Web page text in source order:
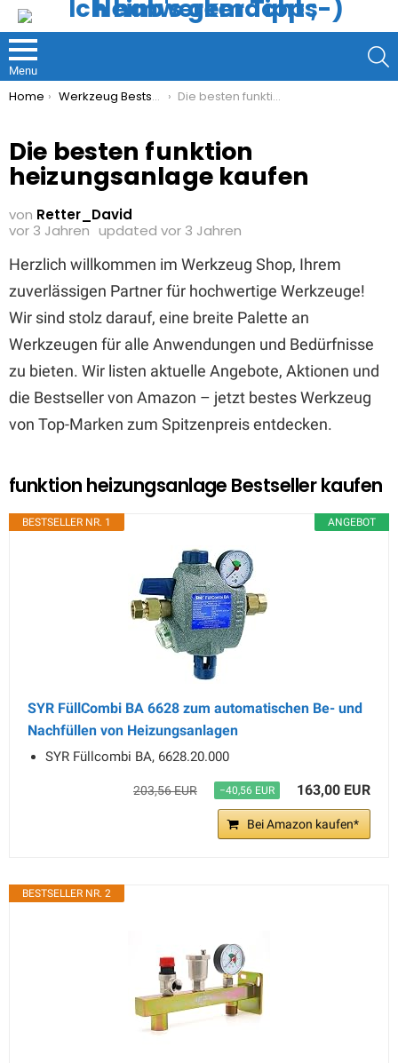
Menu
You are here:
Home Werkzeug Bestseller Die besten funktion heizungsanlage kaufen
Die besten funktion
heizungsanlage kaufen
von Retter_David
vor 3 Jahren updated vor 3 Jahren
Herzlich willkommen im Werkzeug Shop, Ihrem
zuverlässigen Partner für hochwertige Werkzeuge!
Wir sind stolz darauf, eine breite Palette an
Werkzeugen für alle Anwendungen und Bedürfnisse
zu bieten. Wir listen aktuelle Angebote, Aktionen und
die Bestseller von Amazon – jetzt bestes Werkzeug
von Top-Marken zum Spitzenpreis entdecken.
funktion heizungsanlage Bestseller kaufen
ANGEBOT
BESTSELLER NR. 1
SYR FüllCombi BA 6628 zum automatischen Be- und
Nachfüllen von Heizungsanlagen
SYR Füllcombi BA, 6628.20.000
203,56 EUR −40,56 EUR 163,00 EUR
Bei Amazon kaufen*
BESTSELLER NR. 2